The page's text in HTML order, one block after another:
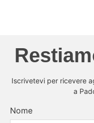
Iscrivetevi per ricevere
a
Nome